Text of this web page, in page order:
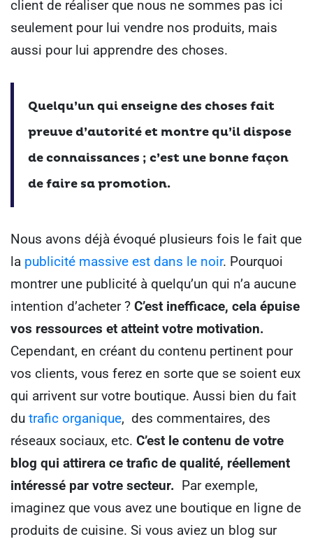
client de réaliser que nous ne sommes pas ici
seulement pour lui vendre nos produits, mais
aussi pour lui apprendre des choses.
Quelqu’un qui enseigne des choses fait
preuve d’autorité et montre qu’il dispose
de connaissances ; c’est une bonne façon
de faire sa promotion.
Nous avons déjà évoqué plusieurs fois le fait que
la publicité massive est dans le noir. Pourquoi
montrer une publicité à quelqu’un qui n’a aucune
intention d’acheter ? C’est inefficace, cela épuise
vos ressources et atteint votre motivation.
Cependant, en créant du contenu pertinent pour
vos clients, vous ferez en sorte que se soient eux
qui arrivent sur votre boutique. Aussi bien du fait
du trafic organique, des commentaires, des
réseaux sociaux, etc. C’est le contenu de votre
blog qui attirera ce trafic de qualité, réellement
intéressé par votre secteur. Par exemple,
imaginez que vous avez une boutique en ligne de
produits de cuisine. Si vous aviez un blog sur